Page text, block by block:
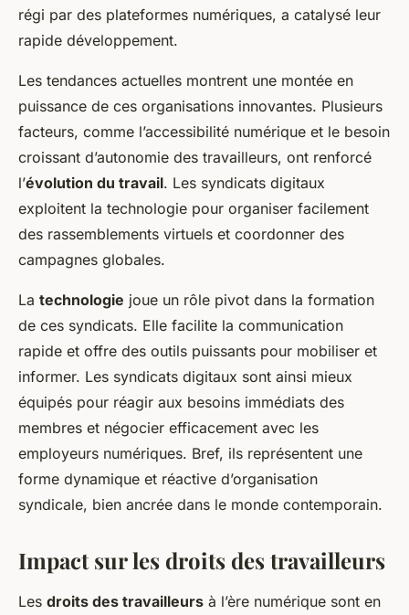
régi par des plateformes numériques, a catalysé leur
rapide développement.
Les tendances actuelles montrent une montée en
puissance de ces organisations innovantes. Plusieurs
facteurs, comme l’accessibilité numérique et le besoin
croissant d’autonomie des travailleurs, ont renforcé
l’évolution du travail. Les syndicats digitaux
exploitent la technologie pour organiser facilement
des rassemblements virtuels et coordonner des
campagnes globales.
La technologie joue un rôle pivot dans la formation
de ces syndicats. Elle facilite la communication
rapide et offre des outils puissants pour mobiliser et
informer. Les syndicats digitaux sont ainsi mieux
équipés pour réagir aux besoins immédiats des
membres et négocier efficacement avec les
employeurs numériques. Bref, ils représentent une
forme dynamique et réactive d’organisation
syndicale, bien ancrée dans le monde contemporain.
Impact sur les droits des travailleurs
Les droits des travailleurs à l’ère numérique sont en